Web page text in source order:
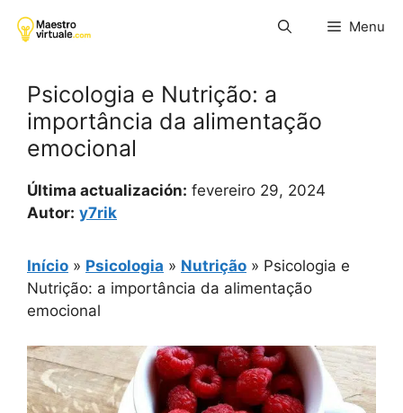
para
Menu
Psicologia e Nutrição: a
importância da alimentação
emocional
Última actualización: fevereiro 29, 2024
Autor: y7rik
Início » Psicologia » Nutrição » Psicologia e
Nutrição: a importância da alimentação
emocional